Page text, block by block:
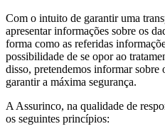
Com o intuito de garantir uma
apresentar informações sobre os
forma como as referidas
possibilidade de se opor ao
disso, pretendemos informar sobre
garantir a máxima segurança.
A Assurinco, na qualidade de
os seguintes princípios: